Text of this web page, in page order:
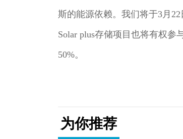
斯的能源依赖。我们将于3月
Solar plus存储项目也将有权
50%。
为你推荐